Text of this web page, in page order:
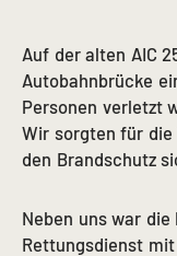
Auf der alten AIC
Autobahnbrücke
Personen verletzt
Wir sorgten für
den Brandschutz
Neben uns war
Rettungsdienst mit